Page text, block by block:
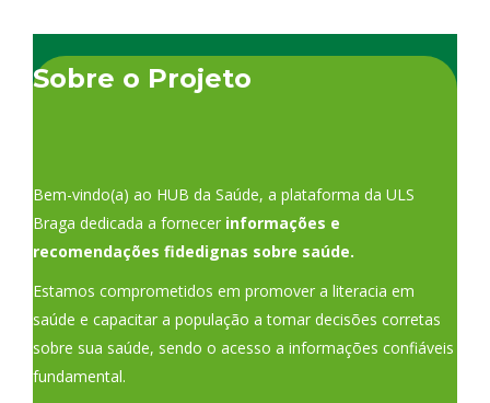
Sobre o Projeto
Bem-vindo(a) ao HUB da Saúde, a plataforma da ULS
Braga dedicada a fornecer informações e
recomendações fidedignas sobre saúde.
Estamos comprometidos em promover a literacia em
saúde e capacitar a população a tomar decisões corretas
sobre sua saúde, sendo o acesso a informações confiáveis
fundamental.